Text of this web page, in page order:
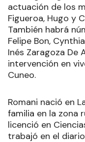
actuación de los
Figueroa, Hugo y
También habrá
Felipe Bon,
Inés Zaragoza De
intervención en
Cuneo.
Romani nació en
familia en la zona
licenció en
trabajó en el